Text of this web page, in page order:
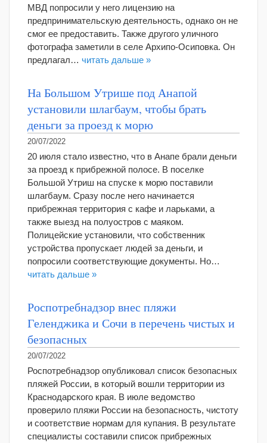
МВД попросили у него лицензию на
предпринимательскую деятельность, однако он не
смог ее предоставить. Также другого уличного
фотографа заметили в селе Архипо-Осиповка. Он
предлагал… читать дальше »
На Большом Утрише под Анапой
установили шлагбаум, чтобы брать
деньги за проезд к морю
20/07/2022
20 июля стало известно, что в Анапе брали деньги
за проезд к прибрежной полосе. В поселке
Большой Утриш на спуске к морю поставили
шлагбаум. Сразу после него начинается
прибрежная территория с кафе и ларьками, а
также выезд на полуостров с маяком.
Полицейские установили, что собственник
устройства пропускает людей за деньги, и
попросили соответствующие документы. Но…
читать дальше »
Роспотребнадзор внес пляжи
Геленджика и Сочи в перечень чистых и
безопасных
20/07/2022
Роспотребнадзор опубликовал список безопасных
пляжей России, в который вошли территории из
Краснодарского края. В июле ведомство
проверило пляжи России на безопасность, чистоту
и соответствие нормам для купания. В результате
специалисты составили список прибрежных